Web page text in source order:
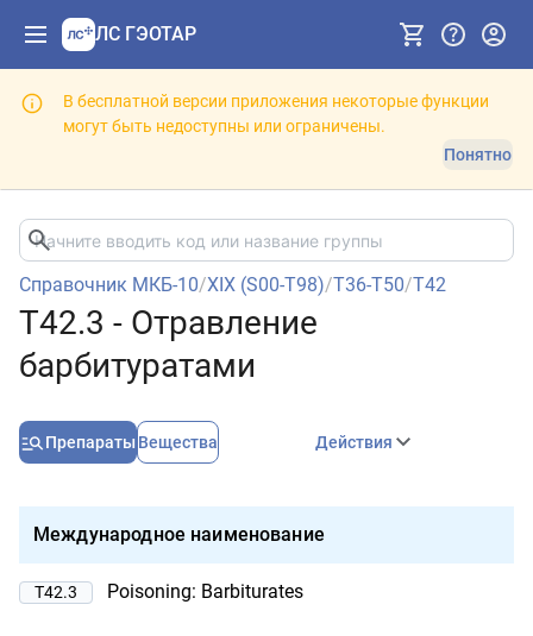
ЛС ГЭОТАР
В бесплатной версии приложения некоторые функции
могут быть недоступны или ограничены.
Понятно
Справочник МКБ-10/XIX (S00-T98)/T36-T50/T42
T42.3 - Отравление
барбитуратами
Препараты Вещества Действия
Международное наименование
T42.3 Poisoning: Barbiturates